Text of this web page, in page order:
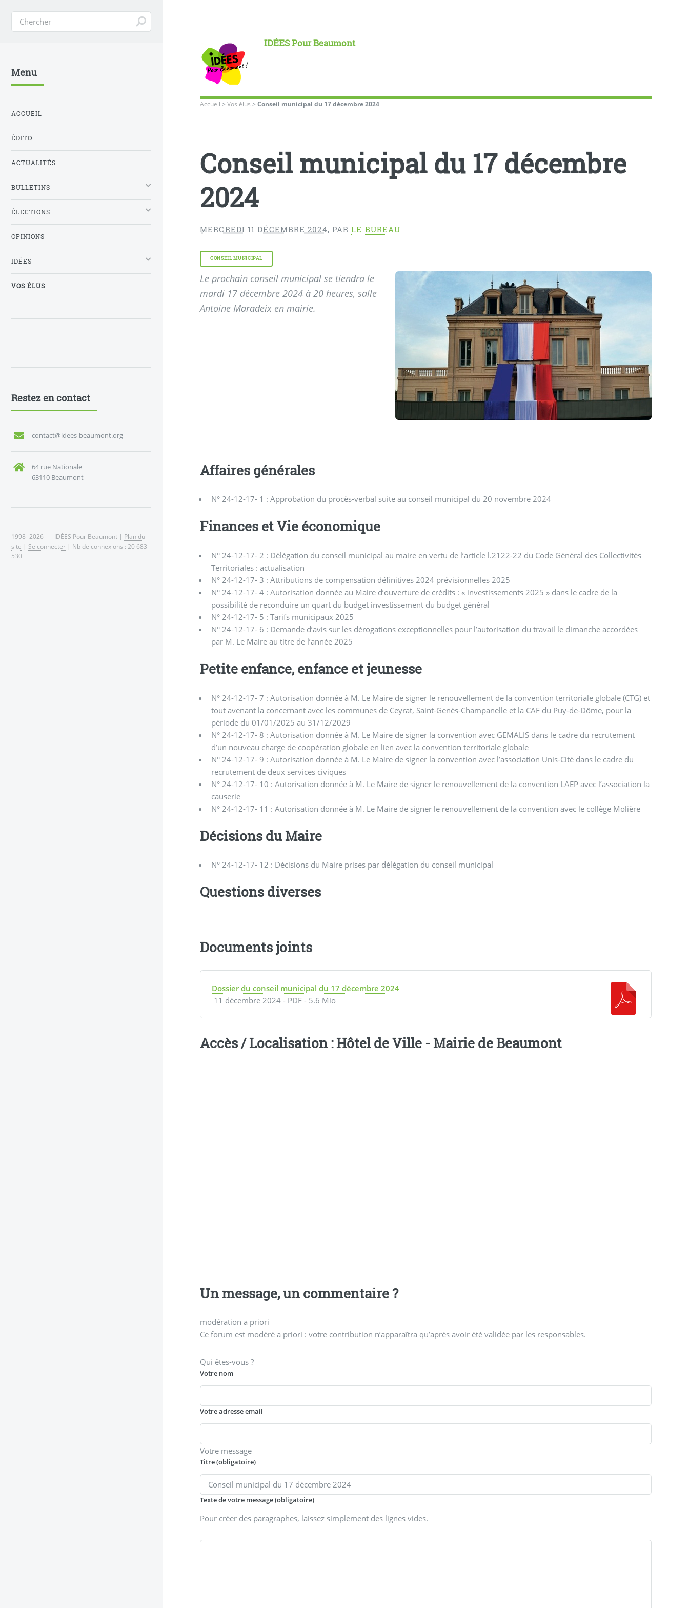
IDÉES Pour Beaumont
Accueil >Vos élus >Conseil municipal du 17 décembre 2024
Conseil municipal du 17 décembre
2024
MERCREDI 11 DÉCEMBRE 2024, PARLE BUREAU
CONSEIL MUNICIPAL
Le prochain conseil municipal se tiendra le
mardi 17 décembre 2024 à 20 heures, salle
Antoine Maradeix en mairie.
Affaires générales
N° 24-12-17- 1 : Approbation du procès-verbal suite au conseil municipal du 20 novembre 2024
Finances et Vie économique
N° 24-12-17- 2 : Délégation du conseil municipal au maire en vertu de l’article l.2122-22 du Code Général des Collectivités
Territoriales : actualisation
N° 24-12-17- 3 : Attributions de compensation définitives 2024 prévisionnelles 2025
N° 24-12-17- 4 : Autorisation donnée au Maire d’ouverture de crédits : « investissements 2025 » dans le cadre de la
possibilité de reconduire un quart du budget investissement du budget général
N° 24-12-17- 5 : Tarifs municipaux 2025
N° 24-12-17- 6 : Demande d’avis sur les dérogations exceptionnelles pour l’autorisation du travail le dimanche accordées
par M. Le Maire au titre de l’année 2025
Petite enfance, enfance et jeunesse
N° 24-12-17- 7 : Autorisation donnée à M. Le Maire de signer le renouvellement de la convention territoriale globale (CTG) et
tout avenant la concernant avec les communes de Ceyrat, Saint-Genès-Champanelle et la CAF du Puy-de-Dôme, pour la
période du 01/01/2025 au 31/12/2029
N° 24-12-17- 8 : Autorisation donnée à M. Le Maire de signer la convention avec GEMALIS dans le cadre du recrutement
d’un nouveau charge de coopération globale en lien avec la convention territoriale globale
N° 24-12-17- 9 : Autorisation donnée à M. Le Maire de signer la convention avec l’association Unis-Cité dans le cadre du
recrutement de deux services civiques
N° 24-12-17- 10 : Autorisation donnée à M. Le Maire de signer le renouvellement de la convention LAEP avec l’association la
causerie
N° 24-12-17- 11 : Autorisation donnée à M. Le Maire de signer le renouvellement de la convention avec le collège Molière
Décisions du Maire
N° 24-12-17- 12 : Décisions du Maire prises par délégation du conseil municipal
Questions diverses
Documents joints
Dossier du conseil municipal du 17 décembre 2024
11 décembre 2024 - PDF - 5.6 Mio
Accès / Localisation : Hôtel de Ville - Mairie de Beaumont
Un message, un commentaire ?
modération a priori
Ce forum est modéré a priori : votre contribution n’apparaîtra qu’après avoir été validée par les responsables.
Qui êtes-vous ?
Votre nom
Votre adresse email
Votre message
Titre (obligatoire)
Texte de votre message (obligatoire)
Pour créer des paragraphes, laissez simplement des lignes vides.
Menu
ACCUEIL
ÉDITO
ACTUALITÉS
BULLETINS
ÉLECTIONS
OPINIONS
IDÉES
VOS ÉLUS
Restez en contact
contact@idees-beaumont.org
64 rue Nationale
63110 Beaumont
1998- 2026 — IDÉES Pour Beaumont | Plan du
site | Se connecter | Nb de connexions : 20 683
530